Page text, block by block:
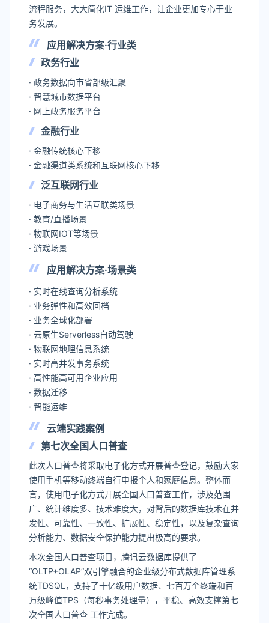
流程服务，大大简化IT 运维工作，让企业更加专心于业
务发展。
应用解决方案·行业类
政务行业
· 政务数据向市省部级汇聚
· 智慧城市数据平台
· 网上政务服务平台
金融行业
· 金融传统核心下移
· 金融渠道类系统和互联网核心下移
泛互联网行业
· 电子商务与生活互联类场景
· 教育/直播场景
· 物联网IOT等场景
· 游戏场景
应用解决方案·场景类
· 实时在线查询分析系统
· 业务弹性和高效回档
· 业务全球化部署
· 云原生Serverless自动驾驶
· 物联网地理信息系统
· 实时高并发事务系统
· 高性能高可用企业应用
· 数据迁移
· 智能运维
云端实践案例
第七次全国人口普查
此次人口普查将采取电子化方式开展普查登记，鼓励大家
使用手机等移动终端自行申报个人和家庭信息。整体而
言，使用电子化方式开展全国人口普查工作，涉及范围
广、统计维度多、技术难度大，对背后的数据库技术在并
发性、可靠性、一致性、扩展性、稳定性，以及复杂查询
分析能力、数据安全保护能力提出极高的要求。
本次全国人口普查项目，腾讯云数据库提供了
“OLTP+OLAP”双引擎融合的企业级分布式数据库管理系
统TDSQL，支持了十亿级用户数据、七百万个终端和百
万级峰值TPS（每秒事务处理量），平稳、高效支撑第七
次全国人口普查 工作完成。